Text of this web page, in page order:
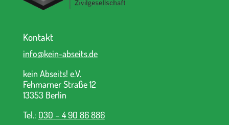
Kontakt
info@kein-abseits.de
kein Abseits! e.V.
Fehmarner Straße 12
13353 Berlin
Tel.: 030 – 4 90 86 886